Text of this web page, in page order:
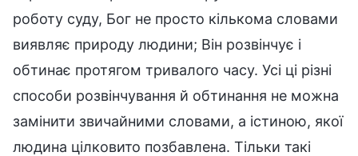
роботу суду, Бог не просто кількома словами
виявляє природу людини; Він розвінчує і
обтинає протягом тривалого часу. Усі ці різні
способи розвінчування й обтинання не можна
замінити звичайними словами, а істиною, якої
людина цілковито позбавлена. Тільки такі